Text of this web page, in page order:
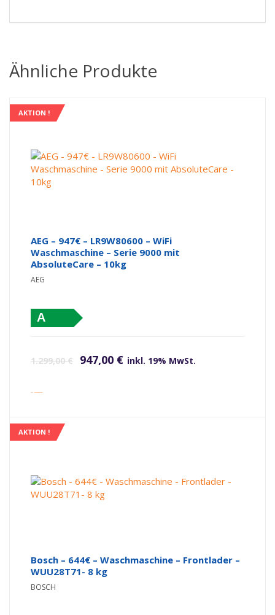
Ähnliche Produkte
AKTION !
AEG – 947€ – LR9W80600 – WiFi
Waschmaschine – Serie 9000 mit
AbsoluteCare – 10kg
AEG
A
1.299,00€ 947,00 € inkl. 19% MwSt.
inkl. Versandkosten
AKTION !
Bosch – 644€ – Waschmaschine – Frontlader –
WUU28T71- 8 kg
BOSCH